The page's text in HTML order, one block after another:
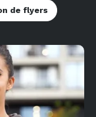
de flyers